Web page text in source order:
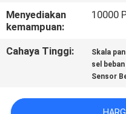
PERMINTAAN
PENAWARAN
Menyediakan
kemampuan:
10000
Cahaya Tinggi: Skala
sel
Sensor